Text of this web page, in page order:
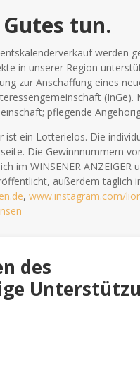
tun.
werden
in unserer Region
zur Anschaffung eines
(InGe).
pflegende
ist ein Lotterielos. Die
Die Gewinnnummern
im WINSENER ANZEIGER
außerdem täglich
, www.instagram.com/
des